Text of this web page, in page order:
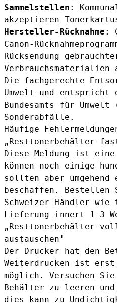
Sammelstellen :
akzeptieren
Hersteller-Rücknahme :
Canon-
Rücksendung
Verbrauchsmaterialien
Die fachgerechte
Umwelt und entspricht
Bundesamts für Umwelt
Sonderabfälle.
Häufige
„Resttonerbehälter
Diese Meldung ist eine
können noch einige
sollten aber umgehend
beschaffen. Bestellen
Schweizer Händler
Lieferung innert 1-3
„Resttonerbehälter
austauschen"
Der Drucker hat den
Weiterdrucken ist erst
möglich. Versuchen
Behälter zu leeren und
dies kann zu